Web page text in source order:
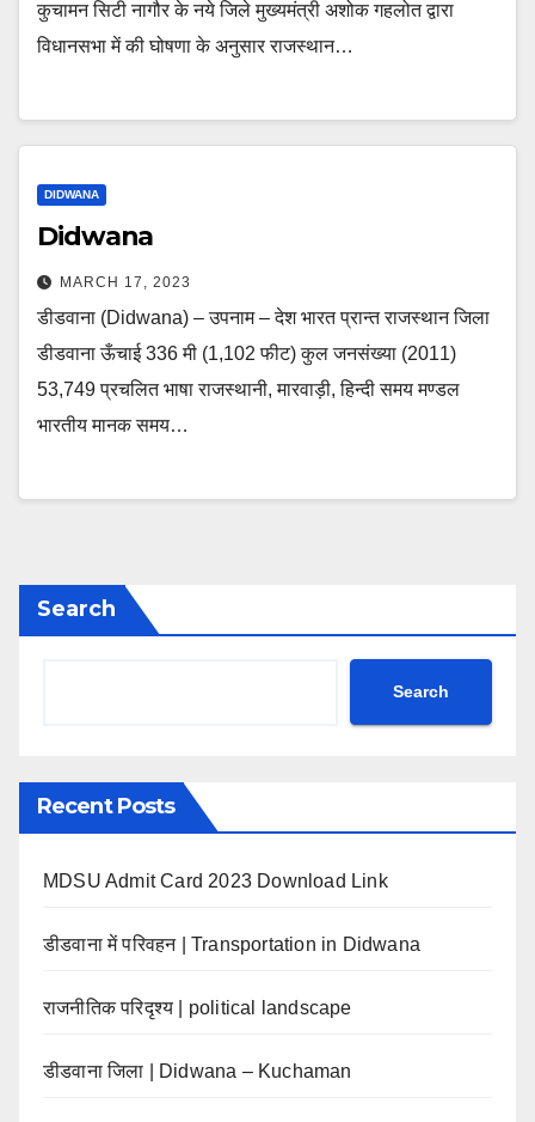
कुचामन सिटी नागौर के नये जिले मुख्यमंत्री अशोक गहलोत द्वारा
विधानसभा में की घोषणा के अनुसार राजस्थान…
DIDWANA
Didwana
MARCH 17, 2023
डीडवाना (Didwana) – उपनाम – देश भारत प्रान्त राजस्थान जिला
डीडवाना ऊँचाई 336 मी (1,102 फीट) कुल जनसंख्या (2011)
53,749 प्रचलित भाषा राजस्थानी, मारवाड़ी, हिन्दी समय मण्डल
भारतीय मानक समय…
Search
Search
Recent Posts
MDSU Admit Card 2023 Download Link
डीडवाना में परिवहन | Transportation in Didwana
राजनीतिक परिदृश्य | political landscape
डीडवाना जिला | Didwana – Kuchaman